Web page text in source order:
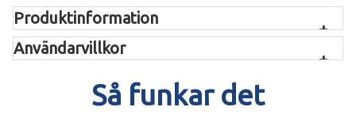
Professionell kemtvätt av bilens säten
Tar effektivt bort lukt och envisa fläckar
Fräschar upp och ger en behaglig miljö
Perfekt inför sommar och vinter
Produktinformation
Användarvillkor
Så funkar det